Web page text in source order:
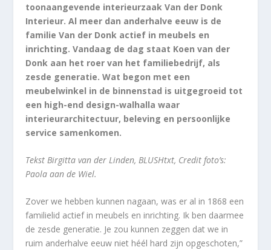
toonaangevende interieurzaak Van der Donk
Interieur. Al meer dan anderhalve eeuw is de
familie Van der Donk actief in meubels en
inrichting. Vandaag de dag staat Koen van der
Donk aan het roer van het familiebedrijf, als
zesde generatie. Wat begon met een
meubelwinkel in de binnenstad is uitgegroeid tot
een high-end design-walhalla waar
interieurarchitectuur, beleving en persoonlijke
service samenkomen.
Tekst Birgitta van der Linden, BLUSHtxt, Credit foto’s:
Paola aan de Wiel.
Zover we hebben kunnen nagaan, was er al in 1868 een
familielid actief in meubels en inrichting. Ik ben daarmee
de zesde generatie. Je zou kunnen zeggen dat we in
ruim anderhalve eeuw niet héél hard zijn opgeschoten,”